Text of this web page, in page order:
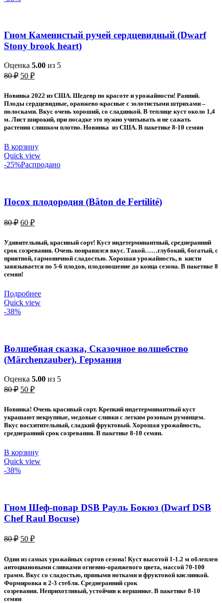
Гном Каменистый ручей сердцевидный (Dwarf
Stony brook heart)
Оценка 5.00 из 5
80₽ Первоначальная
составляла
80 ₽.
50 ₽Текущая
50 ₽.
Новинка 2022 из США. Шедевр по красоте и урожайности! Ранний.
Плоды сердцевидные, оранжево-красные с золотистыми штрихами –
полосками. Вкус очень хороший, со сладинкой. В теплице куст около 1,4
м. Лист широкий, при посадке это нужно учитывать и не сажать
растения слишком плотно. Новинка из США. В пакетике 8-10 семян
В корзину
Quick view
-25%Распродано
Посох плодородия (Bâton de Fertilité)
80₽ Первоначальная
составляла
80 ₽.
60 ₽Текущая
60 ₽.
Удивительный, красивый сорт! Куст индетерминантный, среднеранний
срок созревания. Очень понравился вкус. Такой……глубокий, богатый, с
приятной, гармоничной сладостью. Хорошая урожайность, в кисти
завязывается по 5-6 плодов, плодоношение до конца сезона. В пакетике 8
семян!
Подробнее
Quick view
-38%
Волшебная сказка, Сказочное волшебство
(Märchenzauber), Германия
Оценка 5.00 из 5
80₽ Первоначальная
составляла
80 ₽.
50 ₽Текущая
50 ₽.
Новинка! Очень красивый сорт. Крепкий индетерминантный куст
украшают некрупные, медовые сливки с легким розовым румянцем.
Вкус восхитительный, сладкий фруктовый. Хорошая урожайность,
среднеранний срок созревания. В пакетике 8-10 семян.
В корзину
Quick view
-38%
Гном Шеф-повар DSB Рауль Бокюз (Dwarf DSB
Chef Raul Bocuse)
80₽ Первоначальная
80 ₽.
50 ₽Текущая
50 ₽.
Один из самых урожайных сортов сезона! Куст высотой 1-1.2 м облеплен
антоциановыми сливками огненно-оранжевого цвета, массой 70-100
грамм. Вкус со сладостью, пряными нотками и фруктовой кислинкой.
Формировка в 2-3 стебля. Среднеранний срок
созревания. Неприхотливый, устойчив к вершинке. В пакетике 8-10
семян